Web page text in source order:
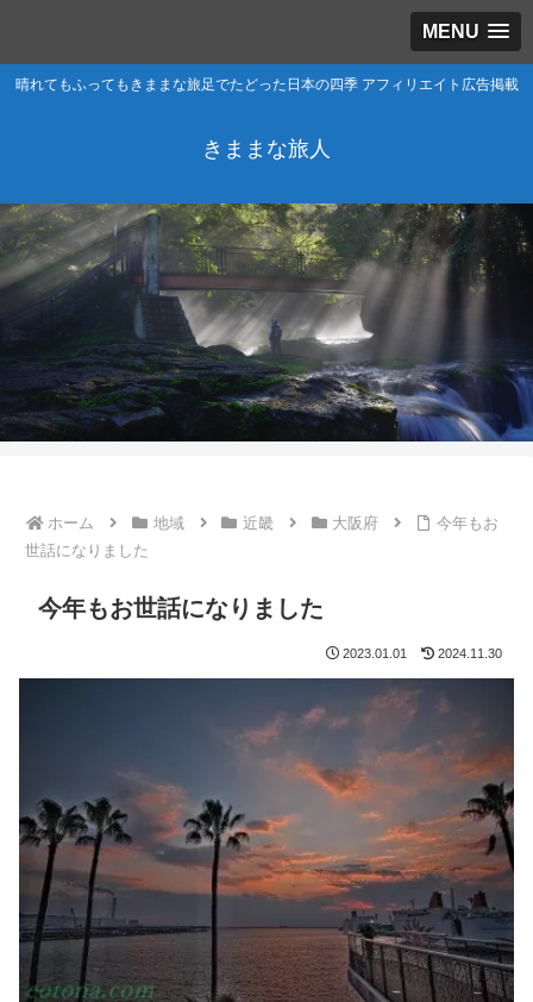
MENU
晴れてもふってもきままな旅足でたどった日本の四季 アフィリエイト広告掲載
きままな旅人
ホーム 地域 近畿 大阪府
今年もお
世話になりました
今年もお世話になりました
2023.01.01 2024.11.30